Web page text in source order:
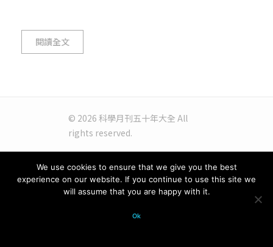
閱讀全文
© 2026 科學月刊五十年大全 All
rights reserved.
We use cookies to ensure that we give you the best
experience on our website. If you continue to use this site we
will assume that you are happy with it.
Ok